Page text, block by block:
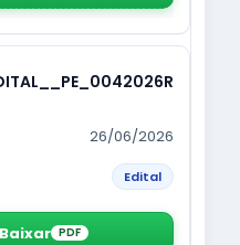
26/06/2026
Edital
Baixar PDF